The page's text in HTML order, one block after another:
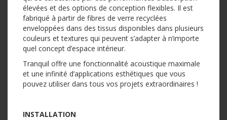
élevées et des options de conception flexibles. Il est
fabriqué à partir de fibres de verre recyclées
enveloppées dans des tissus disponibles dans plusieurs
couleurs et textures qui peuvent s’adapter à n’importe
quel concept d’espace intérieur.
Tranquil offre une fonctionnalité acoustique maximale
et une infinité d’applications esthétiques que vous
pouvez utiliser dans tous vos projets extraordinaires !
INSTALLATION